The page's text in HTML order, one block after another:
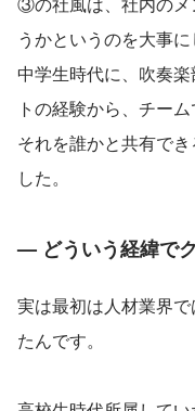
うかというのを大事に
中学生時代に、吹奏
トの経験から、チー
それを誰かと共有で
した。
— どういう経緯で
実は最初は人材業界
たんです。